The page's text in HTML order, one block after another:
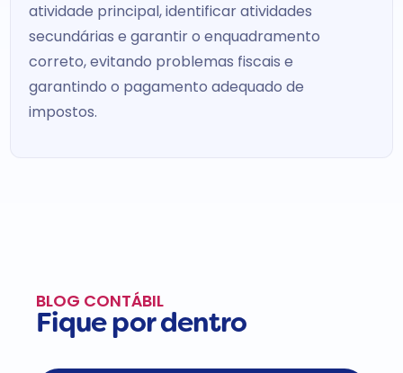
atividade principal, identificar atividades
secundárias e garantir o enquadramento
correto, evitando problemas fiscais e
garantindo o pagamento adequado de
impostos.
BLOG CONTÁBIL
Fique por dentro